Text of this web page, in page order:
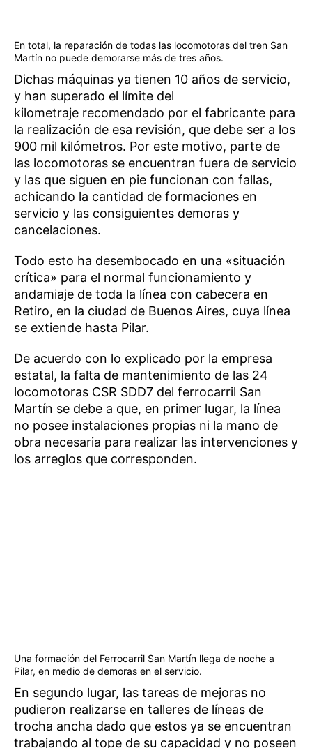
En total, la reparación de todas las locomotoras del tren San
Martín no puede demorarse más de tres años.
Dichas máquinas ya tienen 10 años de servicio,
y han superado el límite del
kilometraje recomendado por el fabricante para
la realización de esa revisión, que debe ser a los
900 mil kilómetros. Por este motivo, parte de
las locomotoras se encuentran fuera de servicio
y las que siguen en pie funcionan con fallas,
achicando la cantidad de formaciones en
servicio y las consiguientes demoras y
cancelaciones.
Todo esto ha desembocado en una «situación
crítica» para el normal funcionamiento y
andamiaje de toda la línea con cabecera en
Retiro, en la ciudad de Buenos Aires, cuya línea
se extiende hasta Pilar.
De acuerdo con lo explicado por la empresa
estatal, la falta de mantenimiento de las 24
locomotoras CSR SDD7 del ferrocarril San
Martín se debe a que, en primer lugar, la línea
no posee instalaciones propias ni la mano de
obra necesaria para realizar las intervenciones y
los arreglos que corresponden.
Una formación del Ferrocarril San Martín llega de noche a
Pilar, en medio de demoras en el servicio.
En segundo lugar, las tareas de mejoras no
pudieron realizarse en talleres de líneas de
trocha ancha dado que estos ya se encuentran
trabajando al tope de su capacidad y no poseen